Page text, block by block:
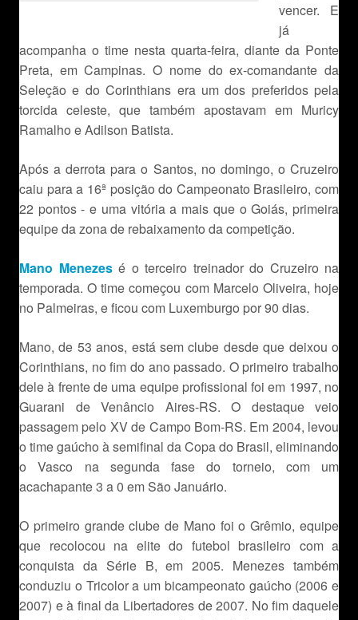
vencer. E
já
acompanha o time nesta quarta-feira, diante da Ponte
Preta, em Campinas. O nome do ex-comandante da
Seleção e do Corinthians era um dos preferidos pela
torcida celeste, que também apostavam em Muricy
Ramalho e Adilson Batista.
Após a derrota para o Santos, no domingo, o Cruzeiro
caiu para a 16ª posição do Campeonato Brasileiro, com
22 pontos - e uma vitória a mais que o Goiás, primeira
equipe da zona de rebaixamento da competição.
Mano Menezesé o terceiro treinador do Cruzeiro na
temporada. O time começou com Marcelo Oliveira, hoje
no Palmeiras, e ficou com Luxemburgo por 90 dias.
Mano, de 53 anos, está sem clube desde que deixou o
Corinthians, no fim do ano passado. O primeiro trabalho
dele à frente de uma equipe profissional foi em 1997, no
Guarani de Venâncio Aires-RS. O destaque veio
passagem pelo XV de Campo Bom-RS. Em 2004, levou
o time gaúcho à semifinal da Copa do Brasil, eliminando
o Vasco na segunda fase do torneio, com um
acachapante 3 a 0 em São Januário.
O primeiro grande clube de Mano foi o Grêmio, equipe
que recolocou na elite do futebol brasileiro com a
conquista da Série B, em 2005. Menezes também
conduziu o Tricolor a um bicampeonato gaúcho (2006 e
2007) e à final da Libertadores de 2007. No fim daquele